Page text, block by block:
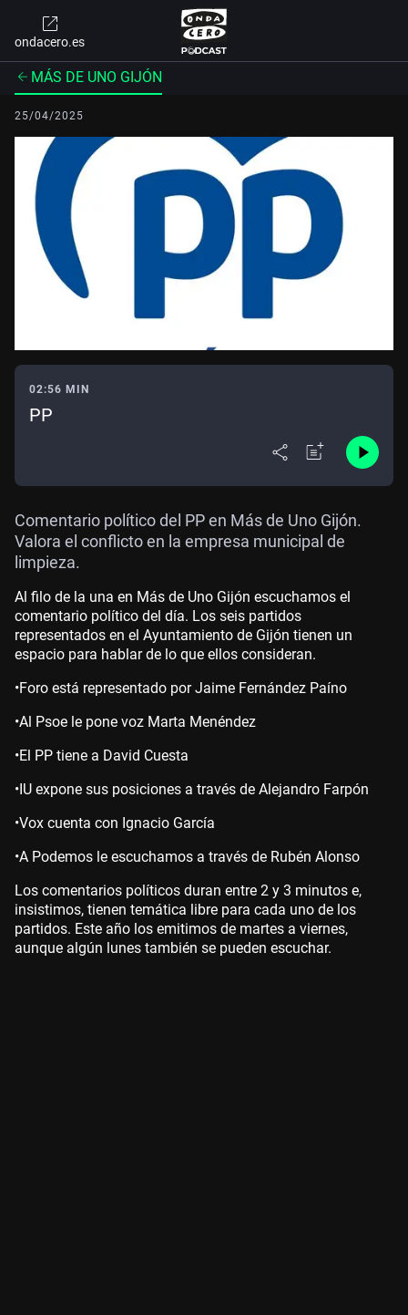
ondacero.es
MÁS DE UNO GIJÓN
25/04/2025
02:56 MIN
PP
Comentario político del PP en Más de Uno Gijón.
Valora el conflicto en la empresa municipal de
limpieza.
Al filo de la una en Más de Uno Gijón escuchamos el
comentario político del día. Los seis partidos
representados en el Ayuntamiento de Gijón tienen un
espacio para hablar de lo que ellos consideran.
•Foro está representado por Jaime Fernández Paíno
•Al Psoe le pone voz Marta Menéndez
•El PP tiene a David Cuesta
•IU expone sus posiciones a través de Alejandro Farpón
•Vox cuenta con Ignacio García
•A Podemos le escuchamos a través de Rubén Alonso
Los comentarios políticos duran entre 2 y 3 minutos e,
insistimos, tienen temática libre para cada uno de los
partidos. Este año los emitimos de martes a viernes,
aunque algún lunes también se pueden escuchar.